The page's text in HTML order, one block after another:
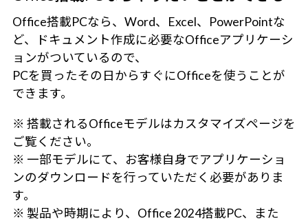
Office搭載PCなら、Word、Excel、PowerPointな
ど、ドキュメント作成に必要なOfficeアプリケーシ
ョンがついているので、
PCを買ったその日からすぐにOfficeを使うことが
できます。
※ 搭載されるOfficeモデルはカスタマイズページを
ご覧ください。
※ 一部モデルにて、お客様自身でアプリケーショ
ンのダウンロードを行っていただく必要がありま
す。
※ 製品や時期により、Office 2024搭載PC、また